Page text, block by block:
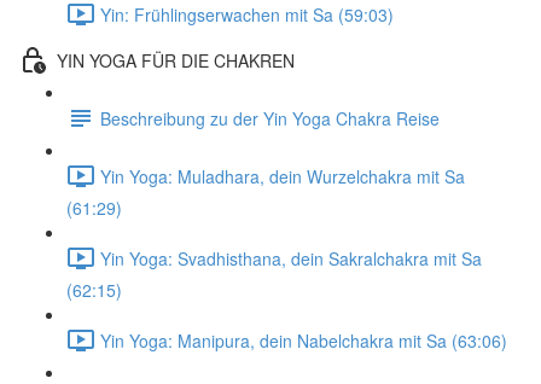
Yin: Frühlingserwachen mit Sa (59:03)
YIN YOGA FÜR DIE CHAKREN
Beschreibung zu der Yin Yoga Chakra Reise
Yin Yoga: Muladhara, dein Wurzelchakra mit Sa
(61:29)
Yin Yoga: Svadhisthana, dein Sakralchakra mit Sa
(62:15)
Yin Yoga: Manipura, dein Nabelchakra mit Sa (63:06)